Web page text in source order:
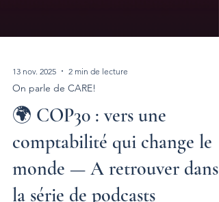
13 nov. 2025
On parle de CARE!
🌍 COP30 : vers une
comptabilité qui change le
monde — A retrouver dans